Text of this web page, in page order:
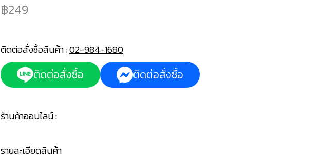
249
ติดต่อสั่งซื้อสินค้า :02-984-1680
ติดต่อสั่งซื้อ ติดต่อสั่งซื้อ
ร้านค้าออนไลน์ :
รายละเอียดสินค้า